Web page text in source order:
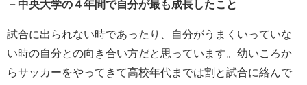
－中央大学の４年間で自分が最も成長したこと
試合に出られない時であったり、自分がうまくいっていな
い時の自分との向き合い方だと思っています。幼いころか
らサッカーをやってきて高校年代までは割と試合に絡んで